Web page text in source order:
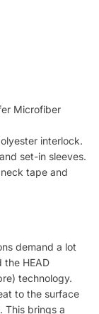
Microfiber
interlock.
set-in sleeves.
neck tape and
demand a lot
the HEAD
technology.
to the surface
This brings a